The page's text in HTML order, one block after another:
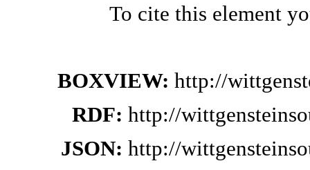
To cite this element
BOXVIEW: http://
RDF: http://
JSON: http://